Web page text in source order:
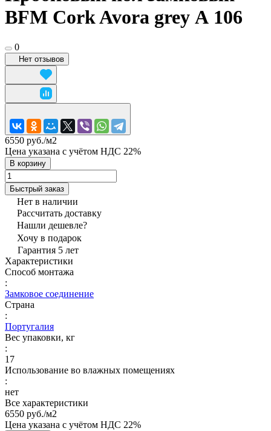
BFM Cork Avora grey А 106
0
Нет отзывов
6550 руб./м2
Цена указана с учётом НДС 22%
В корзину
Быстрый заказ
Нет в наличии
Рассчитать доставку
Нашли дешевле?
Хочу в подарок
Гарантия 5 лет
Характеристики
Способ монтажа
:
Замковое соединение
Страна
:
Португалия
Вес упаковки, кг
:
17
Использование во влажных помещениях
:
нет
Все характеристики
6550 руб./м2
Цена указана с учётом НДС 22%